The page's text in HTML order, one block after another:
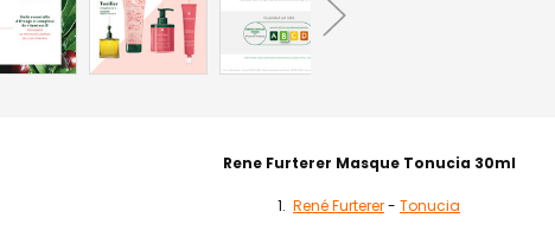
Rene Furterer Masque Tonucia 30ml
René Furterer- Tonucia